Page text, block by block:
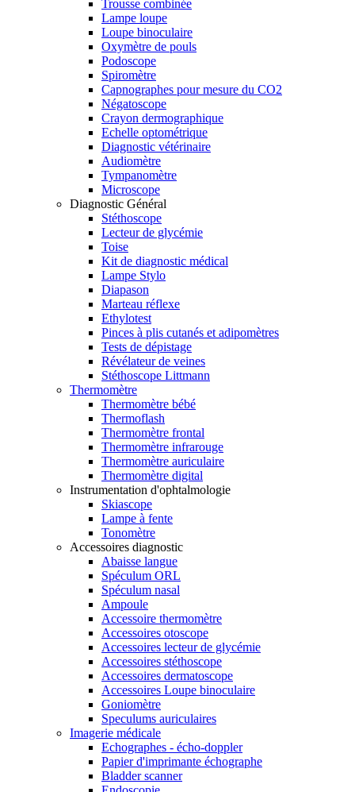
Trousse combinée
Lampe loupe
Loupe binoculaire
Oxymètre de pouls
Podoscope
Spiromètre
Capnographes pour mesure du CO2
Négatoscope
Crayon dermographique
Echelle optométrique
Diagnostic vétérinaire
Audiomètre
Tympanomètre
Microscope
Diagnostic Général
Stéthoscope
Lecteur de glycémie
Toise
Kit de diagnostic médical
Lampe Stylo
Diapason
Marteau réflexe
Ethylotest
Pinces à plis cutanés et adipomètres
Tests de dépistage
Révélateur de veines
Stéthoscope Littmann
Thermomètre
Thermomètre bébé
Thermoflash
Thermomètre frontal
Thermomètre infrarouge
Thermomètre auriculaire
Thermomètre digital
Instrumentation d'ophtalmologie
Skiascope
Lampe à fente
Tonomètre
Accessoires diagnostic
Abaisse langue
Spéculum ORL
Spéculum nasal
Ampoule
Accessoire thermomètre
Accessoires otoscope
Accessoires lecteur de glycémie
Accessoires stéthoscope
Accessoires dermatoscope
Accessoires Loupe binoculaire
Goniomètre
Speculums auriculaires
Imagerie médicale
Echographes - écho-doppler
Papier d'imprimante échographe
Bladder scanner